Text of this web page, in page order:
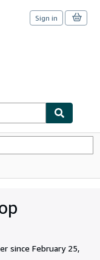
Sign in
since February 25,